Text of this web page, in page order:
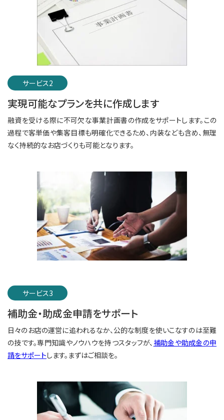
サービス2
実現可能なプランを共に作成します
融資を受ける際に不可欠な事業計画書の作成をサポートします。この
過程で客単価や集客目標も明確化できるため、内装なども含め、無理
なく持続的なお店づくりも可能となります。
サービス3
補助金・助成金申請をサポート
日々のお店の運営に追われるなか、公的な制度を使いこなすのは至難
の技です。専門知識やノウハウを持つスタッフが、 補助金や助成金の申
請をサポートします。まずはご相談を。